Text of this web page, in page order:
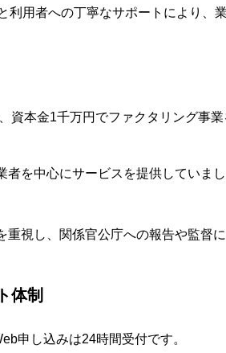
利用者への丁寧なサポートにより、
資本金1千万円でファクタリング事
者を中心にサービスを提供していま
重視し、関係官公庁への報告や監督
体制
申し込みは24時間受付です。